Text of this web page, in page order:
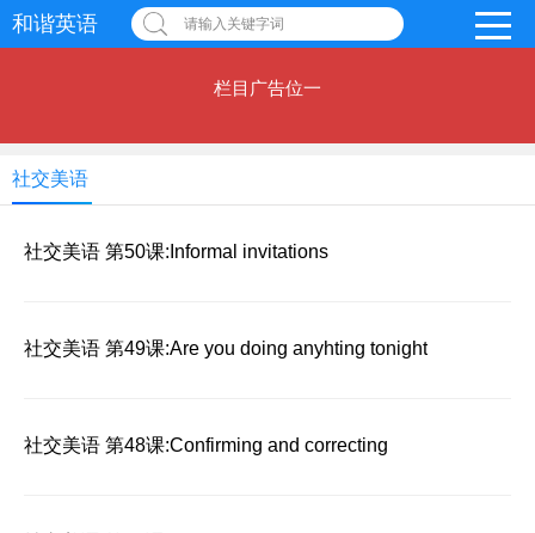
和谐英语 请输入关键字词
栏目广告位一
社交美语
社交美语 第50课:Informal invitations
社交美语 第49课:Are you doing anyhting tonight
社交美语 第48课:Confirming and correcting